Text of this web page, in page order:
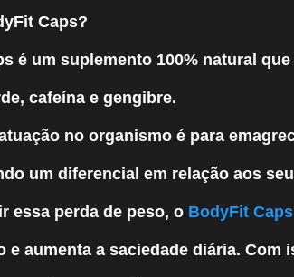
Caps?
é um suplemento 100% natural
cafeína e gengibre.
no organismo é para
um diferencial em relação aos
essa perda de peso, o BodyFit Caps
e aumenta a saciedade diária. Com